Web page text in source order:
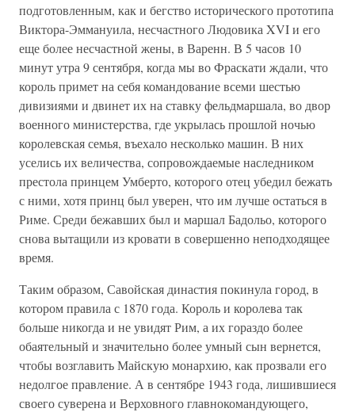
подготовленным, как и бегство исторического прототипа
Виктора-Эммануила, несчастного Людовика XVI и его
еще более несчастной жены, в Варенн. В 5 часов 10
минут утра 9 сентября, когда мы во Фраскати ждали, что
король примет на себя командование всеми шестью
дивизиями и двинет их на ставку фельдмаршала, во двор
военного министерства, где укрылась прошлой ночью
королевская семья, въехало несколько машин. В них
уселись их величества, сопровождаемые наследником
престола принцем Умберто, которого отец убедил бежать
с ними, хотя принц был уверен, что им лучше остаться в
Риме. Среди бежавших был и маршал Бадольо, которого
снова вытащили из кровати в совершенно неподходящее
время.
Таким образом, Савойская династия покинула город, в
котором правила с 1870 года. Король и королева так
больше никогда и не увидят Рим, а их гораздо более
обаятельный и значительно более умный сын вернется,
чтобы возглавить Майскую монархию, как прозвали его
недолгое правление. А в сентябре 1943 года, лишившиеся
своего суверена и Верховного главнокомандующего,